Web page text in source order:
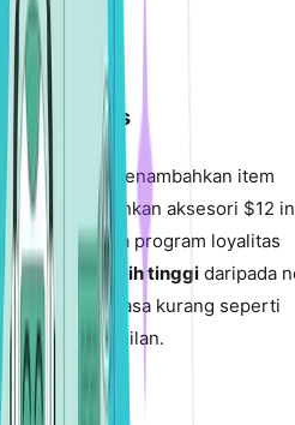
Loyalitas
untuk menambahkan item
ini: "Tambahkan aksesori $12
Anggota program loyalitas
12-18% lebih tinggi daripada
poin terasa kurang seperti
penghasilan.